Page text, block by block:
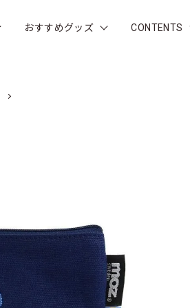
おすすめグッズ CONTENTS